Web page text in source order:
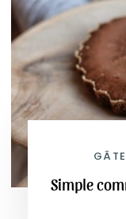
Simple